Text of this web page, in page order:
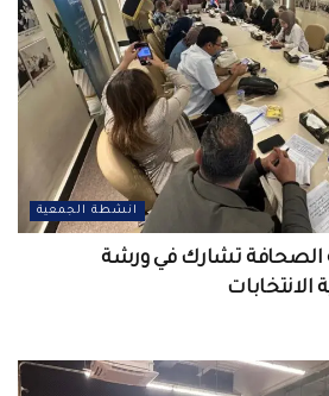
انشطة الجمعية
الصحافة تشارك في ورشة